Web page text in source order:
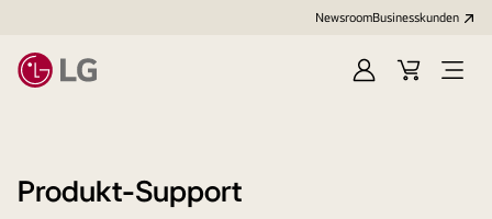
NewsroomBusinesskunden
AnmeldenWarenkorb
Menü
Produkt-Support